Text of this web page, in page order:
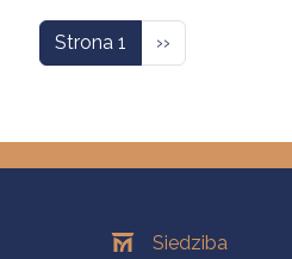
Strona 1 Następna strona
››
OddziałySiedziba